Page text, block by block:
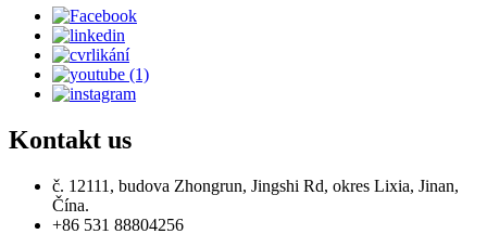
Kontakt us
č. 12111, budova Zhongrun, Jingshi Rd, okres Lixia, Jinan,
Čína.
+86 531 88804256